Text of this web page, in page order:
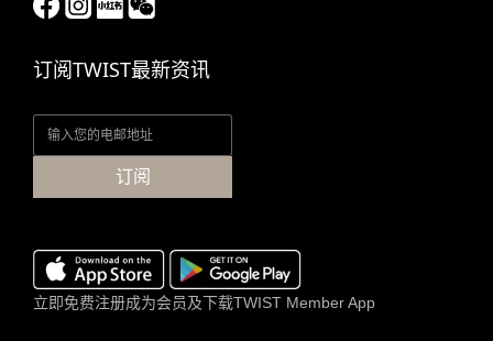
订阅TWIST最新资讯
订阅
立即免费注册成为会员及下载TWIST Member App